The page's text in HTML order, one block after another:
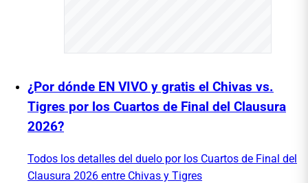
¿Por dónde EN VIVO y gratis el Chivas vs.
Tigres por los Cuartos de Final del Clausura
2026?
Todos los detalles del duelo por los Cuartos de Final del
Clausura 2026 entre Chivas y Tigres